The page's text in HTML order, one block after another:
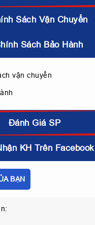
Sách Vận Chuyển
Sách Bảo Hành
vận chuyển
Đánh Giá SP
KH Trên Facebook
BẠN